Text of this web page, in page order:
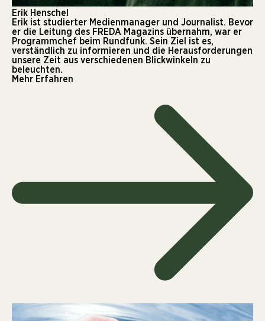
Erik Henschel
Erik ist studierter Medienmanager und Journalist. Bevor
er die Leitung des FREDA Magazins übernahm, war er
Programmchef beim Rundfunk. Sein Ziel ist es,
verständlich zu informieren und die Herausforderungen
unsere Zeit aus verschiedenen Blickwinkeln zu
beleuchten.
Mehr Erfahren